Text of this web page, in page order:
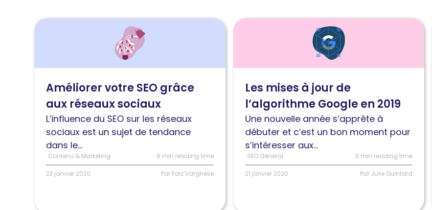
Lire
grâce
aux
réseaux
sociaux
Améliorer votre SEO grâce
aux réseaux sociaux
L’influence du SEO sur les réseaux
sociaux est un sujet de tendance
dans le...
Contenu & Marketing 6 min reading time
23 janvier 2020 Par Faiz Varghese
Lire
jour
l’algorithme
Google
2019
Les mises à jour de
l’algorithme Google en 2019
Une nouvelle année s’apprête à
débuter et c’est un bon moment pour
s’intéresser aux...
SEO Général 0 min reading time
21 janvier 2020 Par Julie Quintard